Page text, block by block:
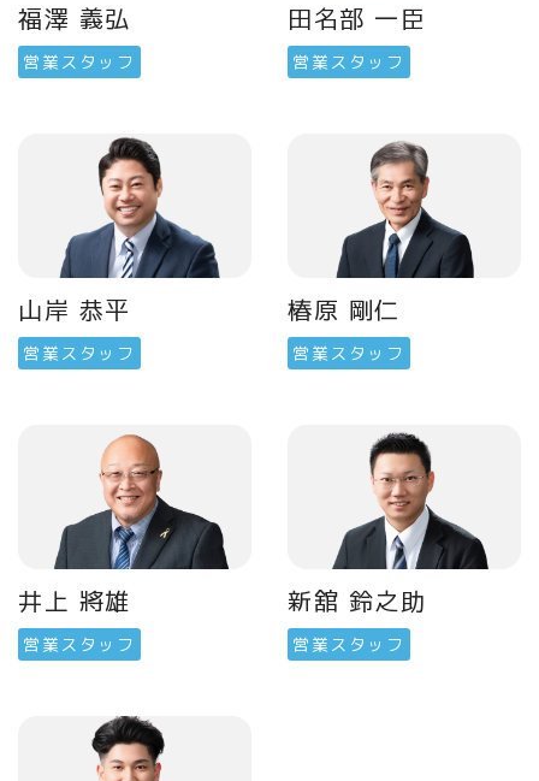
福澤 義弘
営業スタッフ
田名部 一臣
営業スタッフ
山岸 恭平
営業スタッフ
椿原 剛仁
営業スタッフ
井上 將雄
営業スタッフ
新舘 鈴之助
営業スタッフ